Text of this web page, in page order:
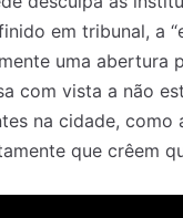
em tribunal, a
uma abertura
com vista a não
na cidade,
que crêem